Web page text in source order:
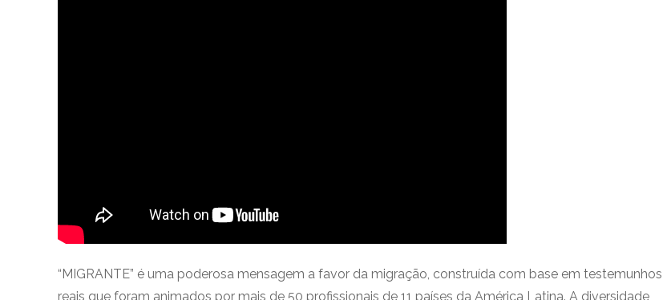
“MIGRANTE” é uma poderosa mensagem a favor da migração, construída com base em testemunhos
reais que foram animados por mais de 50 profissionais de 11 países da América Latina. A diversidade